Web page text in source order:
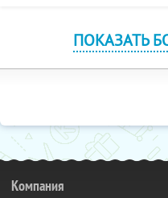
ПОКАЗАТЬ
Компания